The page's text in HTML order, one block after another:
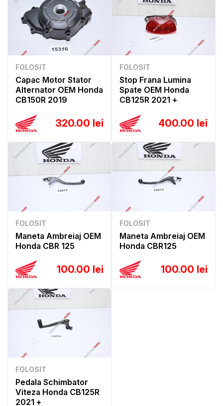
FOLOSIT
Capac Motor Stator
Alternator OEM Honda
CB150R 2019
320.00 lei
FOLOSIT
Stop Frana Lumina
Spate OEM Honda
CB125R 2021 +
400.00 lei
FOLOSIT
Maneta Ambreiaj OEM
Honda CBR 125
100.00 lei
FOLOSIT
Maneta Ambreiaj OEM
Honda CBR125
100.00 lei
FOLOSIT
Pedala Schimbator
Viteza Honda CB125R
2021 +